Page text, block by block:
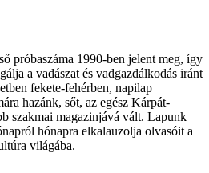
próbaszáma 1990-ben jelent meg, így
a vadászat és vadgazdálkodás iránt
fekete-fehérben, napilap
hazánk, sőt, az egész Kárpát-
szakmai magazinjává vált. Lapunk
hónapra elkalauzolja olvasóit a
világába.